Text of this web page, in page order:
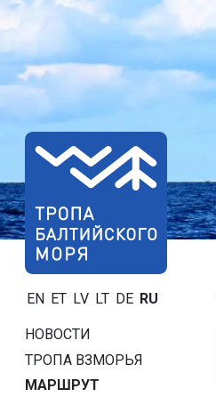
EN ET LV LT DE RU
НОВОСТИ
ТРОПA ВЗМОРЬЯ
МАРШРУТ